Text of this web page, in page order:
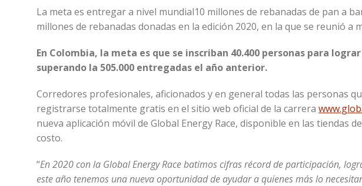
La meta es entregar a nivel mundial10 millones de rebanadas de pan a
millones de rebanadas donadas en la edición 2020, en la que se reunió a
En Colombia, la meta es que se inscriban 40.400 personas para
superando la 505.000 entregadas el año anterior.
Corredores profesionales, aficionados y en general todas las personas
registrarse totalmente gratis en el sitio web oficial de la carrera
nueva aplicación móvil de Global Energy Race, disponible en las tiendas
costo.
“En 2020 con la Global Energy Race batimos cifras récord de participación,
este año tenemos una nueva oportunidad de ayudar a quienes más lo